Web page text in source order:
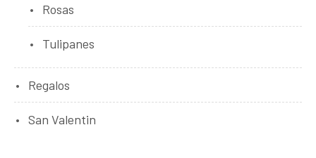
Rosas
Tulipanes
Regalos
San Valentin